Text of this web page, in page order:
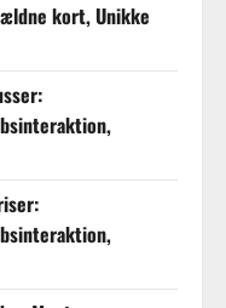
kort, Unikke